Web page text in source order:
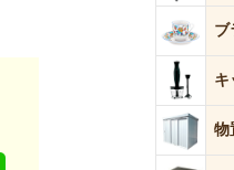
ブ
キ
物